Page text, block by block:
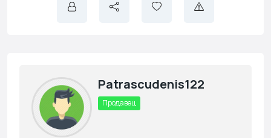
Patrascudenis122
Продавец